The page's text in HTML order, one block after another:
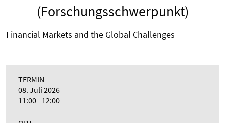
(Forschungsschwerpunkt)
Financial Markets and the Global Challenges
TERMIN
08. Juli 2026
11:00 - 12:00